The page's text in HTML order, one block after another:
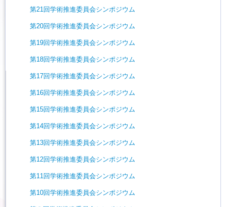
第21回学術推進委員会シンポジウム
第20回学術推進委員会シンポジウム
第19回学術推進委員会シンポジウム
第18回学術推進委員会シンポジウム
第17回学術推進委員会シンポジウム
第16回学術推進委員会シンポジウム
第15回学術推進委員会シンポジウム
第14回学術推進委員会シンポジウム
第13回学術推進委員会シンポジウム
第12回学術推進委員会シンポジウム
第11回学術推進委員会シンポジウム
第10回学術推進委員会シンポジウム